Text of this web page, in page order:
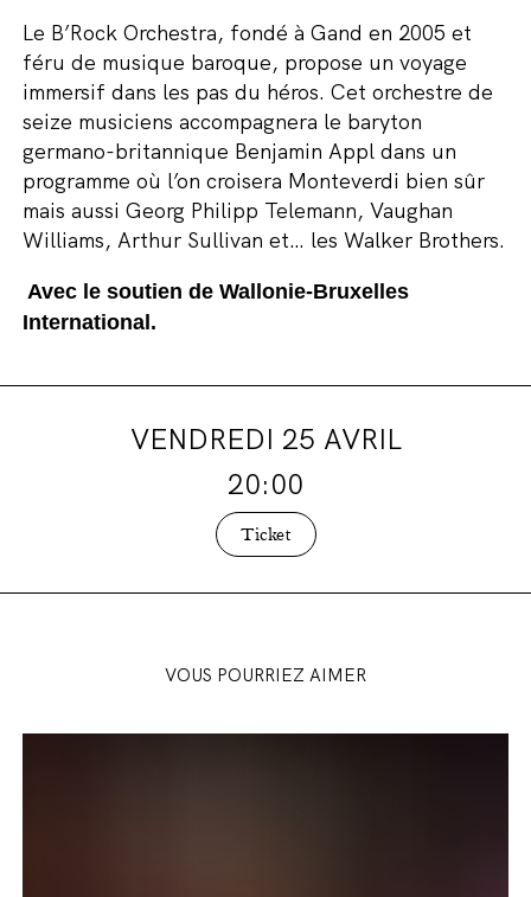
Le B’Rock Orchestra, fondé à Gand en 2005 et
féru de musique baroque, propose un voyage
immersif dans les pas du héros. Cet orchestre de
seize musiciens accompagnera le baryton
germano-britannique Benjamin Appl dans un
programme où l’on croisera Monteverdi bien sûr
mais aussi Georg Philipp Telemann, Vaughan
Williams, Arthur Sullivan et… les Walker Brothers.
Avec le soutien de Wallonie-Bruxelles
International.
VENDREDI 25 AVRIL
20:00
Ticket
VOUS POURRIEZ AIMER